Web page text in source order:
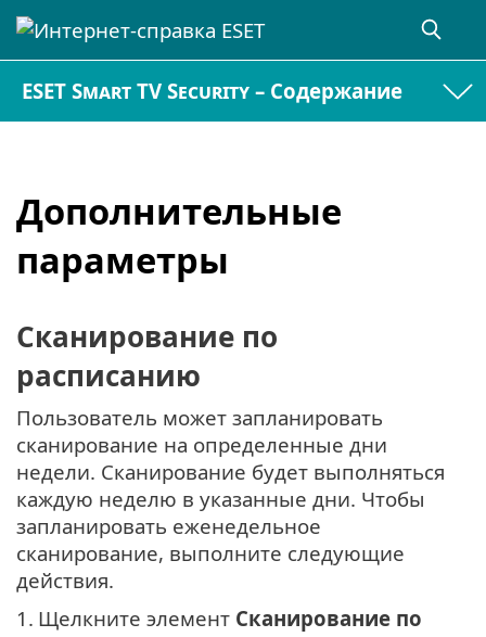
ESET Smart TV Security – Содержание
Дополнительные
параметры
Сканирование по
расписанию
Пользователь может запланировать
сканирование на определенные дни
недели. Сканирование будет выполняться
каждую неделю в указанные дни. Чтобы
запланировать еженедельное
сканирование, выполните следующие
действия.
1. Щелкните элемент Сканирование по